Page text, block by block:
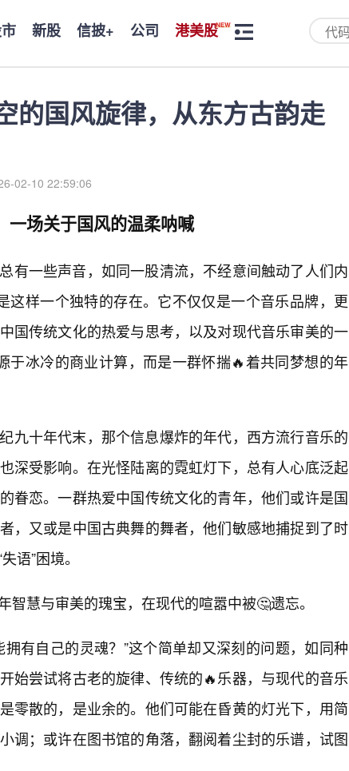
新股 信披+ 公司 港美股
的国风旋律，从东方古韵走
02-10 22:59:06
一场关于国风的温柔呐喊
有一些声音，如同一股清流，不经意间触动了人们内
这样一个独特的存在。它不仅仅是一个音乐品牌，更
国传统文化的热爱与思考，以及对现代音乐审美的一
于冰冷的商业计算，而是一群怀揣🔥着共同梦想的年
九十年代末，那个信息爆炸的年代，西方流行音乐的
深受影响。在光怪陆离的霓虹灯下，总有人心底泛起
眷恋。一群热爱中国传统文化的青年，他们或许是国
，又或是中国古典舞的舞者，他们敏感地捕捉到了时
语”困境。
智慧与审美的瑰宝，在现代的喧嚣中被🤔遗忘。
有自己的灵魂？”这个简单却又深刻的问题，如同种
始尝试将古老的旋律、传统的🔥乐器，与现代的音乐
零散的，是业余的。他们可能在昏黄的灯光下，用简
调；或许在图书馆的角落，翻阅着尘封的乐谱，试图